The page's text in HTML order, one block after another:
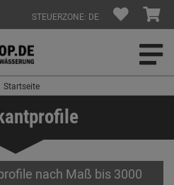
STEUERZONE: DE
Startseite
nach Maß bis 3000